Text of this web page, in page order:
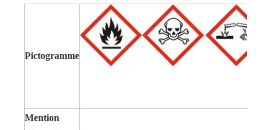
Pictogramme
Mention